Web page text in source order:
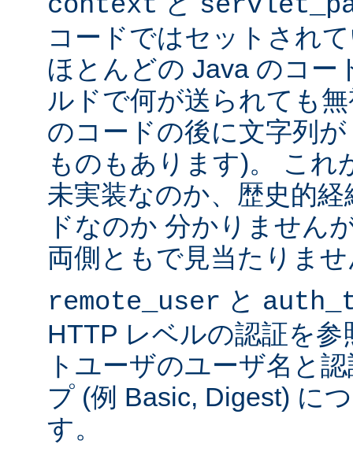
コードではセットされ
ほとんどの Java のコー
ルドで何が送られても
のコードの後に文字列
ものもあります)。 これ
未実装なのか、歴史的
ドなのか 分かりません
両側ともで見当たりま
remote_user と
HTTP レベルの認証を
トユーザのユーザ名と
プ (例 Basic, Digest) に
す。